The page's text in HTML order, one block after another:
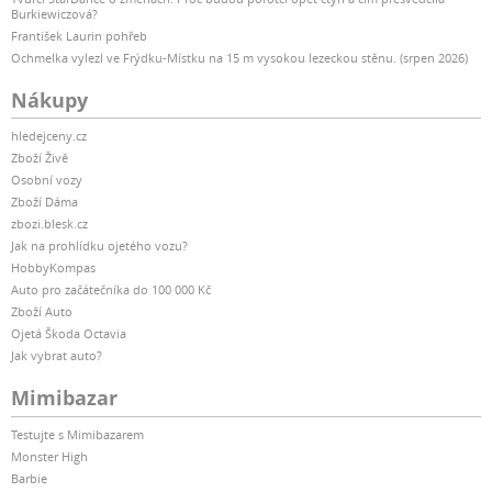
Burkiewiczová?
František Laurin pohřeb
Ochmelka vylezl ve Frýdku-Místku na 15 m vysokou lezeckou stěnu. (srpen 2026)
Nákupy
hledejceny.cz
Zboží Živě
Osobní vozy
Zboží Dáma
zbozi.blesk.cz
Jak na prohlídku ojetého vozu?
HobbyKompas
Auto pro začátečníka do 100 000 Kč
Zboží Auto
Ojetá Škoda Octavia
Jak vybrat auto?
Mimibazar
Testujte s Mimibazarem
Monster High
Barbie